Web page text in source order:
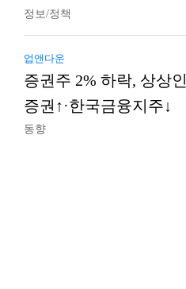
정보/정책
업앤다운
증권주 2% 하락, 상상인
증권↑·한국금융지주↓
동향